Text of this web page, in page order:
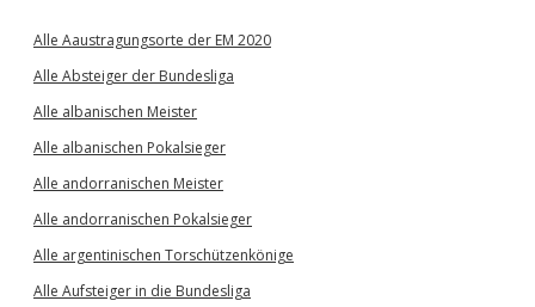
Alle Aaustragungsorte der EM 2020
Alle Absteiger der Bundesliga
Alle albanischen Meister
Alle albanischen Pokalsieger
Alle andorranischen Meister
Alle andorranischen Pokalsieger
Alle argentinischen Torschützenkönige
Alle Aufsteiger in die Bundesliga